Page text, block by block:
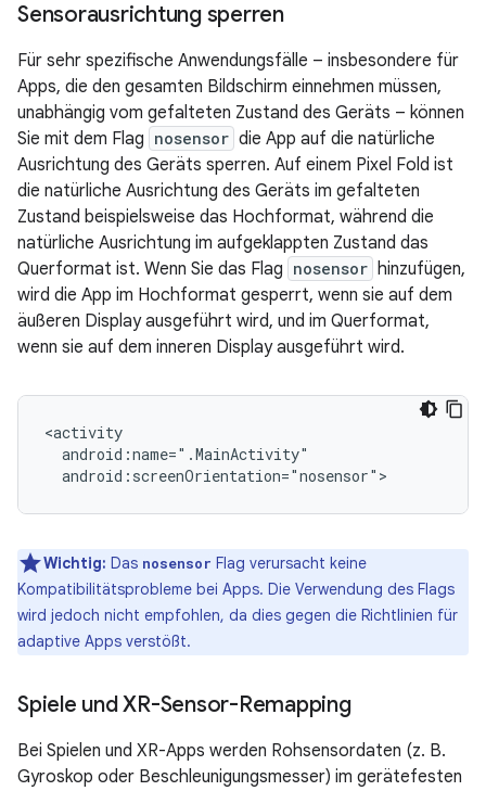
Sensorausrichtung sperren
Für sehr spezifische Anwendungsfälle – insbesondere für
Apps, die den gesamten Bildschirm einnehmen müssen,
unabhängig vom gefalteten Zustand des Geräts – können
Sie mit dem Flag nosensor die App auf die natürliche
Ausrichtung des Geräts sperren. Auf einem Pixel Fold ist
die natürliche Ausrichtung des Geräts im gefalteten
Zustand beispielsweise das Hochformat, während die
natürliche Ausrichtung im aufgeklappten Zustand das
Querformat ist. Wenn Sie das Flag nosensor hinzufügen,
wird die App im Hochformat gesperrt, wenn sie auf dem
äußeren Display ausgeführt wird, und im Querformat,
wenn sie auf dem inneren Display ausgeführt wird.
Wichtig: Das nosensor Flag verursacht keine
Kompatibilitätsprobleme bei Apps. Die Verwendung des Flags
wird jedoch nicht empfohlen, da dies gegen die Richtlinien für
adaptive Apps verstößt.
Spiele und XR-Sensor-Remapping
Bei Spielen und XR-Apps werden Rohsensordaten (z. B.
Gyroskop oder Beschleunigungsmesser) im gerätefesten